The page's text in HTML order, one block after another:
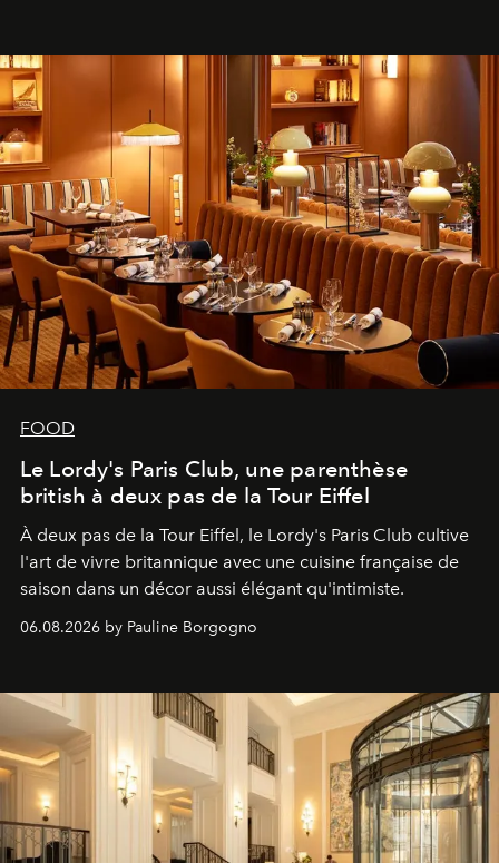
FOOD
Le Lordy's Paris Club, une parenthèse
british à deux pas de la Tour Eiffel
À deux pas de la Tour Eiffel, le Lordy's Paris Club cultive
l'art de vivre britannique avec une cuisine française de
saison dans un décor aussi élégant qu'intimiste.
06.08.2026 by Pauline Borgogno